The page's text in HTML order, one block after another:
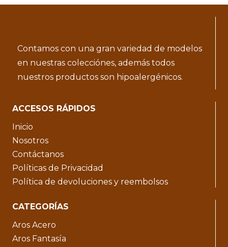
Contamos con una gran variedad de modelos
en nuestras colecciónes, además todos
nuestros productos son hipoalergénicos.
ACCESOS RÁPIDOS
Inicio
Nosotros
Contáctanos
Políticas de Privacidad
Política de devoluciones y reembolsos
CATEGORÍAS
Aros Acero
Aros Fantasía